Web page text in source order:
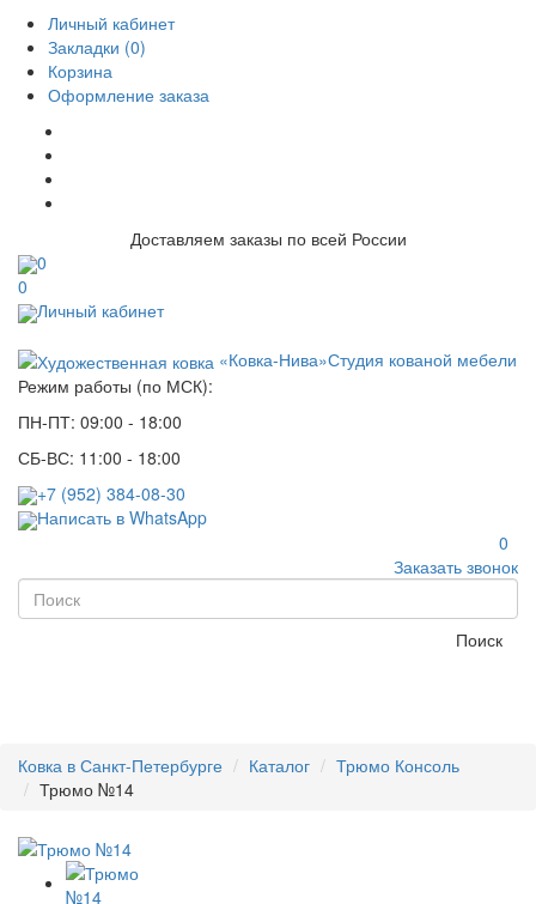
Личный кабинет
Закладки (0)
Корзина
Оформление заказа
Доставляем заказы по всей России
0
0
Личный кабинет
«Ковка-Нива»Студия кованой мебели
Режим работы (по МСК):
ПН-ПТ: 09:00 - 18:00
СБ-ВС: 11:00 - 18:00
+7 (952) 384-08-30
Написать в WhatsApp
0
Заказать звонок
Поиск
Ковка в Санкт-Петербурге Каталог
Трюмо Консоль
Трюмо №14